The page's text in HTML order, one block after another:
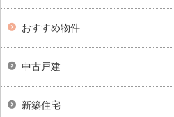
おすすめ物件
中古戸建
新築住宅